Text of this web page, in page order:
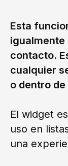
Esta
igualmente
contacto.
cualquier
o dentro
El widget
uso en
una